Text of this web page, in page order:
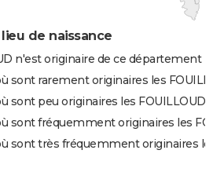
lieu de naissance
n'est originaire de ce département
sont rarement originaires les
sont peu originaires les FOUILLOUD
sont fréquemment originaires les
sont très fréquemment originaires